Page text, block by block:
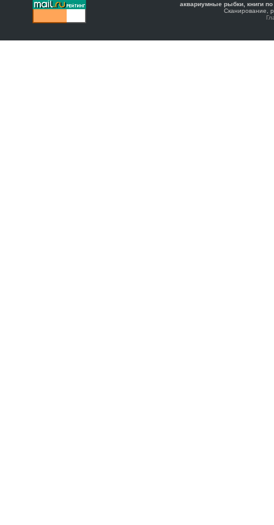
аквариумные рыбки, книги
Сканирование,